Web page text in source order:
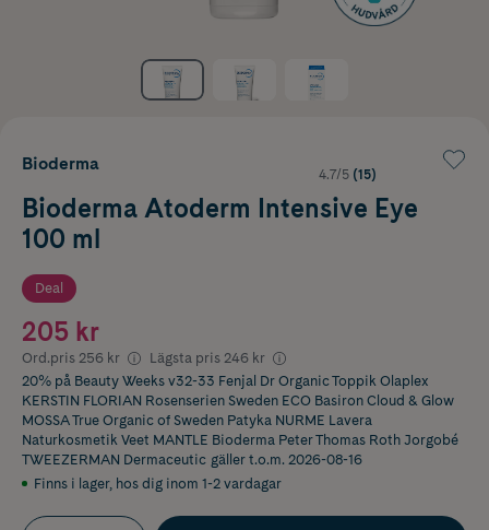
Bioderma
4.7/5 (15)
Bioderma Atoderm Intensive Eye
100 ml
Deal
205 kr
Ord.pris 256 kr Lägsta pris 246 kr
20% på Beauty Weeks v32-33 Fenjal Dr Organic Toppik Olaplex
KERSTIN FLORIAN Rosenserien Sweden ECO Basiron Cloud & Glow
MOSSA True Organic of Sweden Patyka NURME Lavera
Naturkosmetik Veet MANTLE Bioderma Peter Thomas Roth Jorgobé
TWEEZERMAN Dermaceutic gäller t.o.m. 2026-08-16
Finns i lager, hos dig inom 1-2 vardagar